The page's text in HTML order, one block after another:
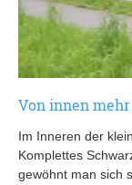
Von innen
Im Inneren der
Komplettes
gewöhnt man sich